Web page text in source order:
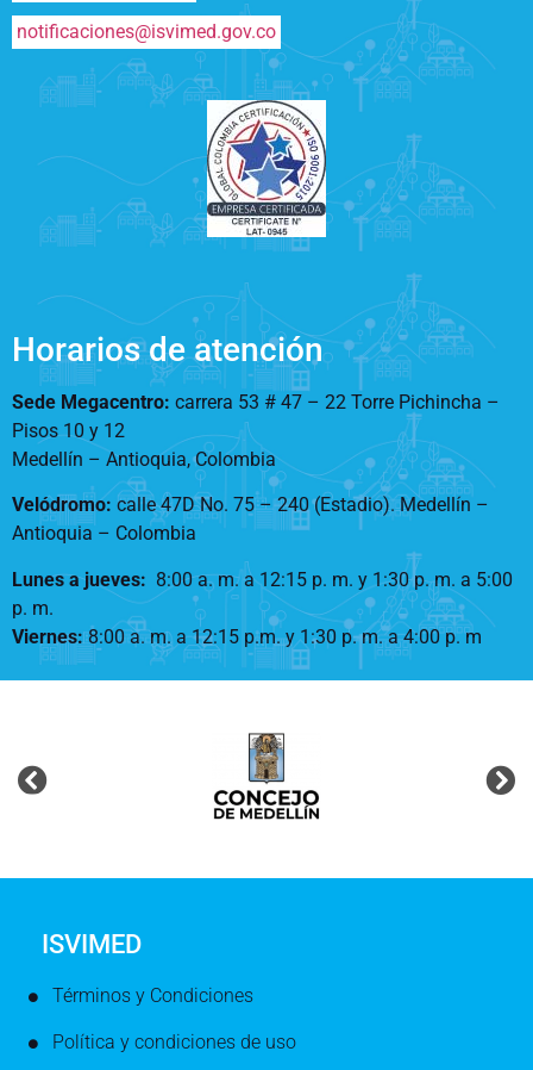
notificaciones@isvimed.gov.co
Horarios de atención
Sede Megacentro: carrera 53 # 47 – 22 Torre Pichincha –
Pisos 10 y 12
Medellín – Antioquia, Colombia
Velódromo: calle 47D No. 75 – 240 (Estadio). Medellín –
Antioquia – Colombia
Lunes a jueves: 8:00 a. m. a 12:15 p. m. y 1:30 p. m. a 5:00
p. m.
Viernes:8:00 a. m. a 12:15 p.m. y 1:30 p. m. a 4:00 p. m
ISVIMED
Términos y Condiciones
Política y condiciones de uso